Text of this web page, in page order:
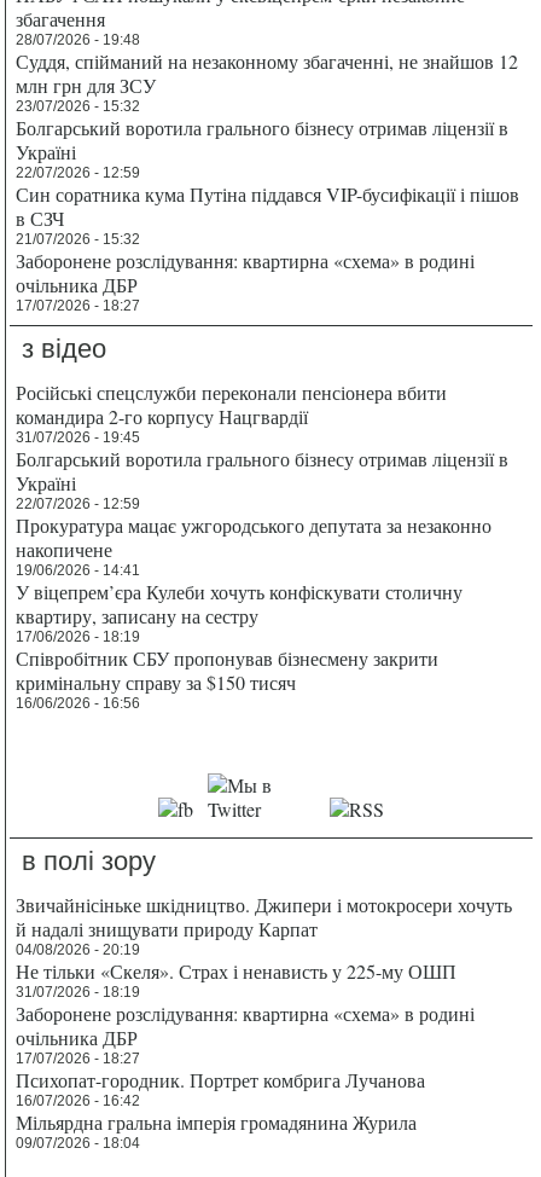
збагачення
28/07/2026 - 19:48
Суддя, спійманий на незаконному збагаченні, не знайшов 12
млн грн для ЗСУ
23/07/2026 - 15:32
Болгарський воротила грального бізнесу отримав ліцензії в
Україні
22/07/2026 - 12:59
Син соратника кума Путіна піддався VIP-бусифікації і пішов
в СЗЧ
21/07/2026 - 15:32
Заборонене розслідування: квартирна «схема» в родині
очільника ДБР
17/07/2026 - 18:27
з відео
Російські спецслужби переконали пенсіонера вбити
командира 2-го корпусу Нацгвардії
31/07/2026 - 19:45
Болгарський воротила грального бізнесу отримав ліцензії в
Україні
22/07/2026 - 12:59
Прокуратура мацає ужгородського депутата за незаконно
накопичене
19/06/2026 - 14:41
У віцепрем’єра Кулеби хочуть конфіскувати столичну
квартиру, записану на сестру
17/06/2026 - 18:19
Співробітник СБУ пропонував бізнесмену закрити
кримінальну справу за $150 тисяч
16/06/2026 - 16:56
в полі зору
Звичайнісіньке шкідництво. Джипери і мотокросери хочуть
й надалі знищувати природу Карпат
04/08/2026 - 20:19
Не тільки «Скеля». Страх і ненависть у 225-му ОШП
31/07/2026 - 18:19
Заборонене розслідування: квартирна «схема» в родині
очільника ДБР
17/07/2026 - 18:27
Психопат-городник. Портрет комбрига Лучанова
16/07/2026 - 16:42
Мільярдна гральна імперія громадянина Журила
09/07/2026 - 18:04